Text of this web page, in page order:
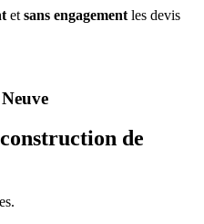
et sans engagement les devis
de